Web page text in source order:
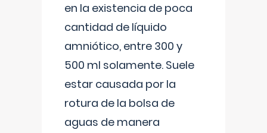
en la existencia de poca
cantidad de líquido
amniótico, entre 300 y
500 ml solamente. Suele
estar causada por la
rotura de la bolsa de
aguas de manera